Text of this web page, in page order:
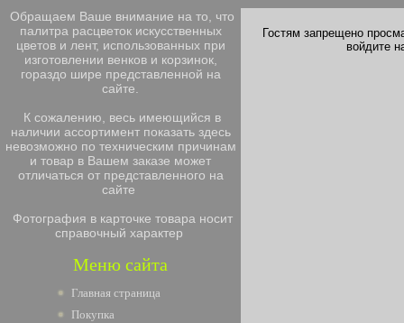
Обращаем Ваше внимание на то, что
палитра расцветок искусственных
цветов и лент, использованных при
изготовлении венков и корзинок,
гораздо шире представленной на
сайте.
К сожалению, весь имеющийся в
наличии ассортимент показать здесь
невозможно по техническим причинам
и товар в Вашем заказе может
отличаться от представленного на
сайте
Фотография в карточке товара носит
справочный характер
Меню сайта
Главная страница
Покупка
Гостям запрещено
войдите